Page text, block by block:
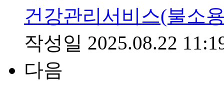
건강관리서비스(불소
작성일 2025.08.22
다음